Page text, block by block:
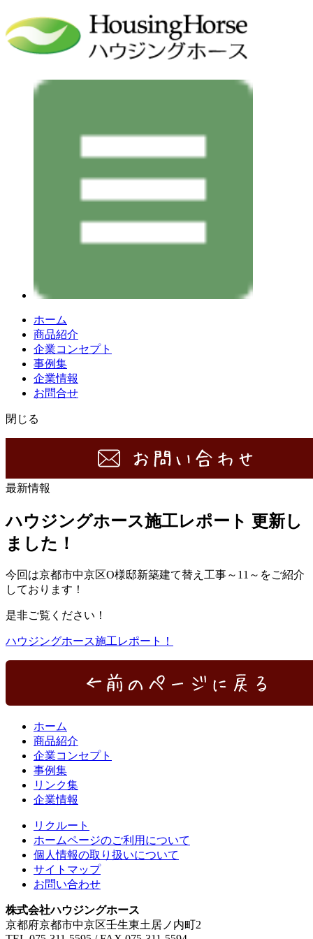
ホーム
商品紹介
企業コンセプト
事例集
企業情報
お問合せ
閉じる
最新情報
ハウジングホース施工レポート 更新し
ました！
今回は京都市中京区O様邸新築建て替え工事～11～をご紹介
しております！
是非ご覧ください！
ハウジングホース施工レポート！
ホーム
商品紹介
企業コンセプト
事例集
リンク集
企業情報
リクルート
ホームページのご利用について
個人情報の取り扱いについて
サイトマップ
お問い合わせ
株式会社ハウジングホース
京都府京都市中京区壬生東土居ノ内町2